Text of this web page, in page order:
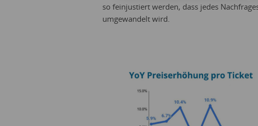
so feinjustiert werden, dass jedes
umgewandelt wird.